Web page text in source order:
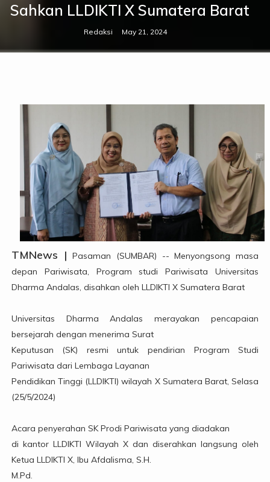
Sahkan LLDIKTI X Sumatera Barat
Redaksi May 21, 2024
TMNews |Pasaman (SUMBAR) -- Menyongsong masa
depan Pariwisata, Program studi Pariwisata Universitas
Dharma Andalas, disahkan oleh LLDIKTI X Sumatera Barat
Universitas Dharma Andalas merayakan pencapaian
bersejarah dengan menerima Surat
Keputusan (SK) resmi untuk pendirian Program Studi
Pariwisata dari Lembaga Layanan
Pendidikan Tinggi (LLDIKTI) wilayah X Sumatera Barat, Selasa
(25/5/2024)
Acara penyerahan SK Prodi Pariwisata yang diadakan
di kantor LLDIKTI Wilayah X dan diserahkan langsung oleh
Ketua LLDIKTI X, Ibu Afdalisma, S.H.
M.Pd.